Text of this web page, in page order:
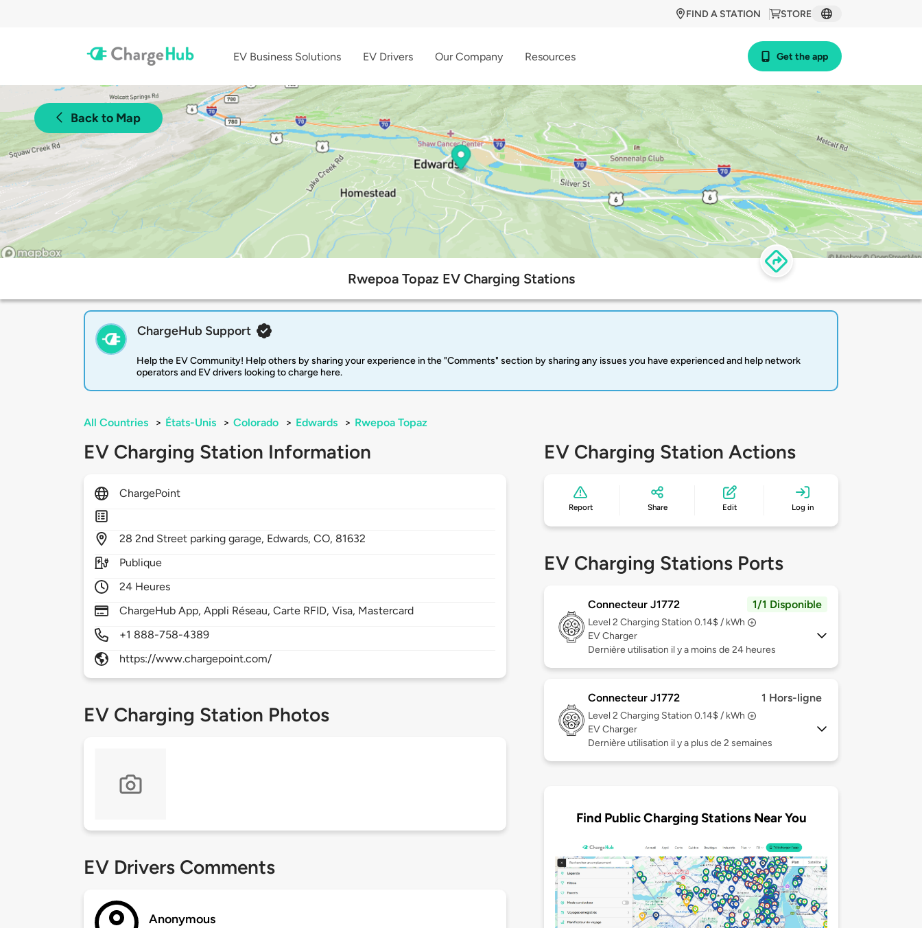
STORE
FIND A STATION
EV Business Solutions EV Drivers Our Company Resources Get the app
Back to Map
Rwepoa Topaz EV Charging Stations
ChargeHub Support
Help the EV Community! Help others by sharing your experience in the "Comments" section by sharing any issues you have experienced and help network
operators and EV drivers looking to charge here.
All Countries > États-Unis > Colorado > Edwards > Rwepoa Topaz
EV Charging Station Information
ChargePoint
282nd Street parking garage, Edwards,CO, 81632
Publique
24 Heures
ChargeHub App, Appli Réseau, Carte RFID, Visa, Mastercard
+1 888-758-4389
https://www.chargepoint.com/
EV Charging Station Photos
EV Drivers Comments
Anonymous
EV Charging Station Actions
Report Share Edit Log in
EV Charging Stations Ports
Connecteur J1772 1/1 Disponible
Level 2 Charging Station 0.14$ / kWh
EV Charger
Dernière utilisation il y a moins de 24 heures
Connecteur J1772 1 Hors-ligne
Level 2 Charging Station 0.14$ / kWh
EV Charger
Dernière utilisation il y a plus de 2 semaines
Find Public Charging Stations Near You